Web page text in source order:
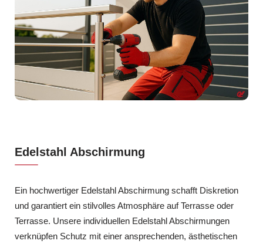
Edelstahl Abschirmung
Ein hochwertiger Edelstahl Abschirmung schafft Diskretion
und garantiert ein stilvolles Atmosphäre auf Terrasse oder
Terrasse. Unsere individuellen Edelstahl Abschirmungen
verknüpfen Schutz mit einer ansprechenden, ästhetischen